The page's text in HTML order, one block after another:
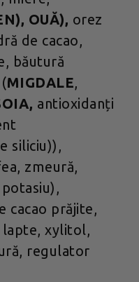
OUĂ), orez
de cacao,
băutură
(MIGDALE,
antioxidanți
siliciu)),
zmeură,
cacao prăjite,
lapte, xylitol,
regulator